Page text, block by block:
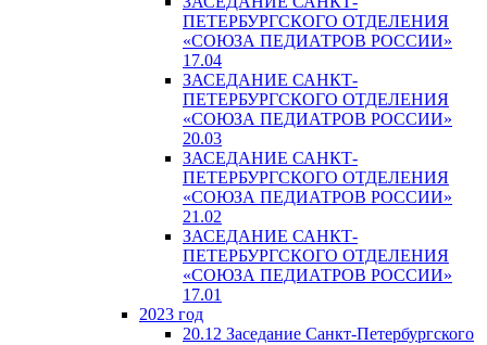
ПЕТЕРБУРГСКОГО ОТДЕЛЕНИЯ
«СОЮЗА ПЕДИАТРОВ РОССИИ»
17.04
ЗАСЕДАНИЕ САНКТ-
ПЕТЕРБУРГСКОГО ОТДЕЛЕНИЯ
«СОЮЗА ПЕДИАТРОВ РОССИИ»
20.03
ЗАСЕДАНИЕ САНКТ-
ПЕТЕРБУРГСКОГО ОТДЕЛЕНИЯ
«СОЮЗА ПЕДИАТРОВ РОССИИ»
21.02
ЗАСЕДАНИЕ САНКТ-
ПЕТЕРБУРГСКОГО ОТДЕЛЕНИЯ
«СОЮЗА ПЕДИАТРОВ РОССИИ»
17.01
2023 год
20.12 Заседание Санкт-Петербургского